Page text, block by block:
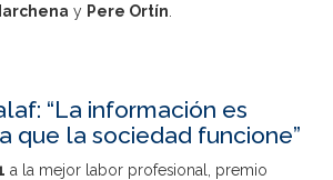
y Pere Ortín
“La información es
que la sociedad funcione”
a la mejor labor profesional, premio